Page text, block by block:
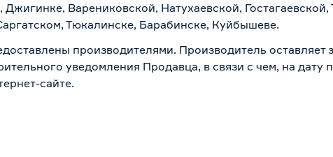
Варениковской, Натухаевской,
Тюкалинске, Барабинске, Куйбышеве.
производителями. Производитель оставляет
уведомления Продавца, в связи с чем, на дату
сайте.